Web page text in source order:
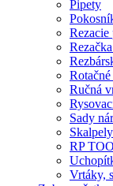
Pipety
Ručná
Sady
Skalpely
RP
Vrtáky,